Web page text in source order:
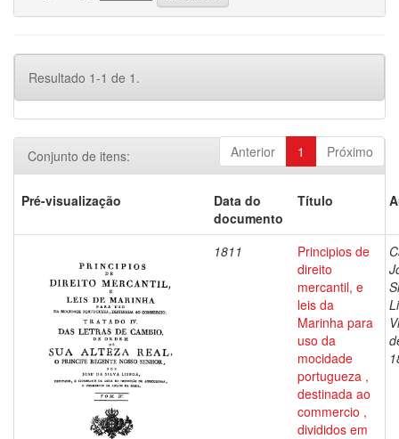
Resultado 1-1 de 1.
Anterior 1 Próximo
Conjunto de itens:
Pré-visualização
Data do
documento
Título
1811
Principios de
direito
mercantil, e
leis da
Marinha para
uso da
mocidade
portugueza ,
destinada ao
commercio ,
divididos em